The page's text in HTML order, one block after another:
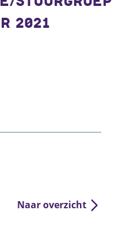
2021
Naar overzicht